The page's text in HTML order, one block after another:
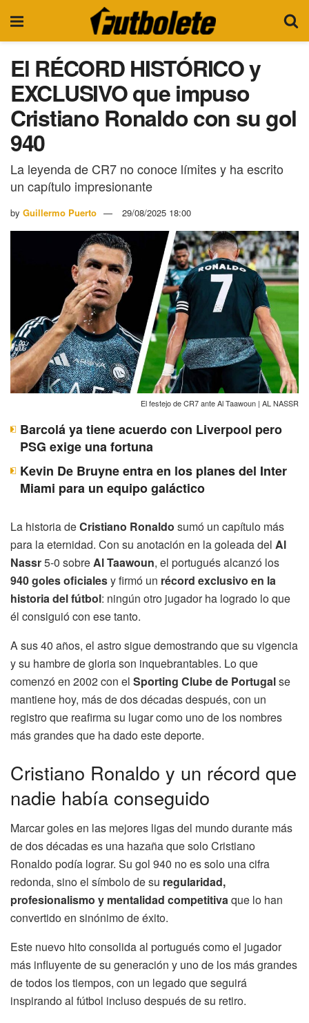
El RÉCORD HISTÓRICO y
EXCLUSIVO que impuso
Cristiano Ronaldo con su gol
940
La leyenda de CR7 no conoce límites y ha escrito
un capítulo impresionante
by Guillermo Puerto 29/08/2025 18:00
El festejo de CR7 ante Al Taawoun | AL NASSR
Barcolá ya tiene acuerdo con Liverpool pero
PSG exige una fortuna
Kevin De Bruyne entra en los planes del Inter
Miami para un equipo galáctico
La historia deCristiano Ronaldo sumó un capítulo más
para la eternidad. Con su anotación en la goleada del Al
Nassr5-0 sobreAl Taawoun, el portugués alcanzó los
940 goles oficialesy firmó un récord exclusivo en la
historia del fútbol: ningún otro jugador ha logrado lo que
él consiguió con ese tanto.
A sus 40 años, el astro sigue demostrando que su vigencia
y su hambre de gloria son inquebrantables. Lo que
comenzó en 2002 con el Sporting Clube de Portugalse
mantiene hoy, más de dos décadas después, con un
registro que reafirma su lugar como uno de los nombres
más grandes que ha dado este deporte.
Cristiano Ronaldo y un récord que
nadie había conseguido
Marcar goles en las mejores ligas del mundo durante más
de dos décadas es una hazaña que solo Cristiano
Ronaldo podía lograr. Su gol 940 no es solo una cifra
redonda, sino el símbolo de su regularidad,
profesionalismo y mentalidad competitivaque lo han
convertido en sinónimo de éxito.
Este nuevo hito consolida al portugués como el jugador
más influyente de su generación y uno de los más grandes
de todos los tiempos, con un legado que seguirá
inspirando al fútbol incluso después de su retiro.